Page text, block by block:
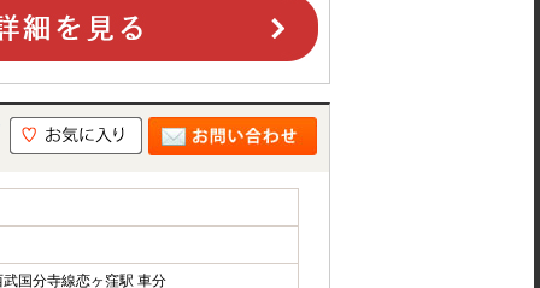
国分寺線恋ヶ窪駅 車分